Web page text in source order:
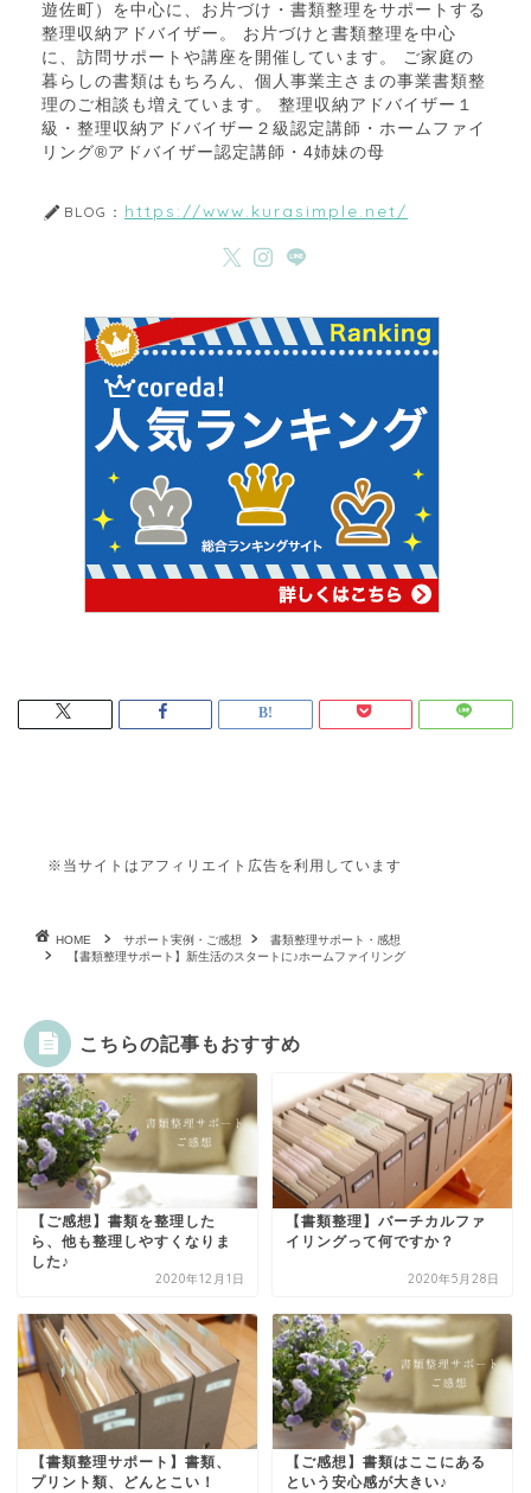
遊佐町）を中心に、お片づけ・書類整理をサポートする
整理収納アドバイザー。 お片づけと書類整理を中心
に、訪問サポートや講座を開催しています。 ご家庭の
暮らしの書類はもちろん、個人事業主さまの事業書類整
理のご相談も増えています。 整理収納アドバイザー１
級・整理収納アドバイザー２級認定講師・ホームファイ
リング®アドバイザー認定講師・4姉妹の母
BLOG： https://www.kurasimple.net/
※当サイトはアフィリエイト広告を利用しています
HOME サポート実例・ご感想
書類整理サポート・感想
【書類整理サポート】新生活のスタートに♪ホームファイリング
こちらの記事もおすすめ
【ご感想】書類を整理した
ら、他も整理しやすくなりま
した♪
2020年12月1日
【書類整理】バーチカルファ
イリングって何ですか？
2020年5月28日
【書類整理サポート】書類、
プリント類、どんとこい！
【ご感想】書類はここにある
という安心感が大きい♪